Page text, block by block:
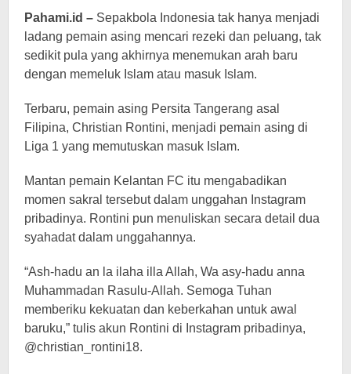
Pahami.id – Sepakbola Indonesia tak hanya menjadi
ladang pemain asing mencari rezeki dan peluang, tak
sedikit pula yang akhirnya menemukan arah baru
dengan memeluk Islam atau masuk Islam.
Terbaru, pemain asing Persita Tangerang asal
Filipina, Christian Rontini, menjadi pemain asing di
Liga 1 yang memutuskan masuk Islam.
Mantan pemain Kelantan FC itu mengabadikan
momen sakral tersebut dalam unggahan Instagram
pribadinya. Rontini pun menuliskan secara detail dua
syahadat dalam unggahannya.
“Ash-hadu an la ilaha illa Allah, Wa asy-hadu anna
Muhammadan Rasulu-Allah. Semoga Tuhan
memberiku kekuatan dan keberkahan untuk awal
baruku,” tulis akun Rontini di Instagram pribadinya,
@christian_rontini18.